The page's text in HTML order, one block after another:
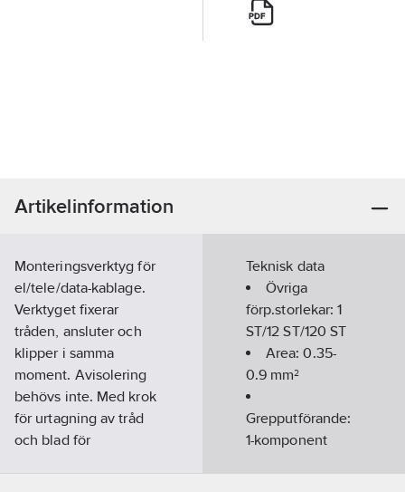
Artikelinformation
Monteringsverktyg för
el/tele/data-kablage.
Verktyget fixerar
tråden, ansluter och
klipper i samma
moment. Avisolering
behövs inte. Med krok
för urtagning av tråd
och blad för
Teknisk data
Övriga
förp.storlekar:1
ST/12 ST/120 ST
Area:0.35-
0.9 mm²
Grepputförande:
1-komponent